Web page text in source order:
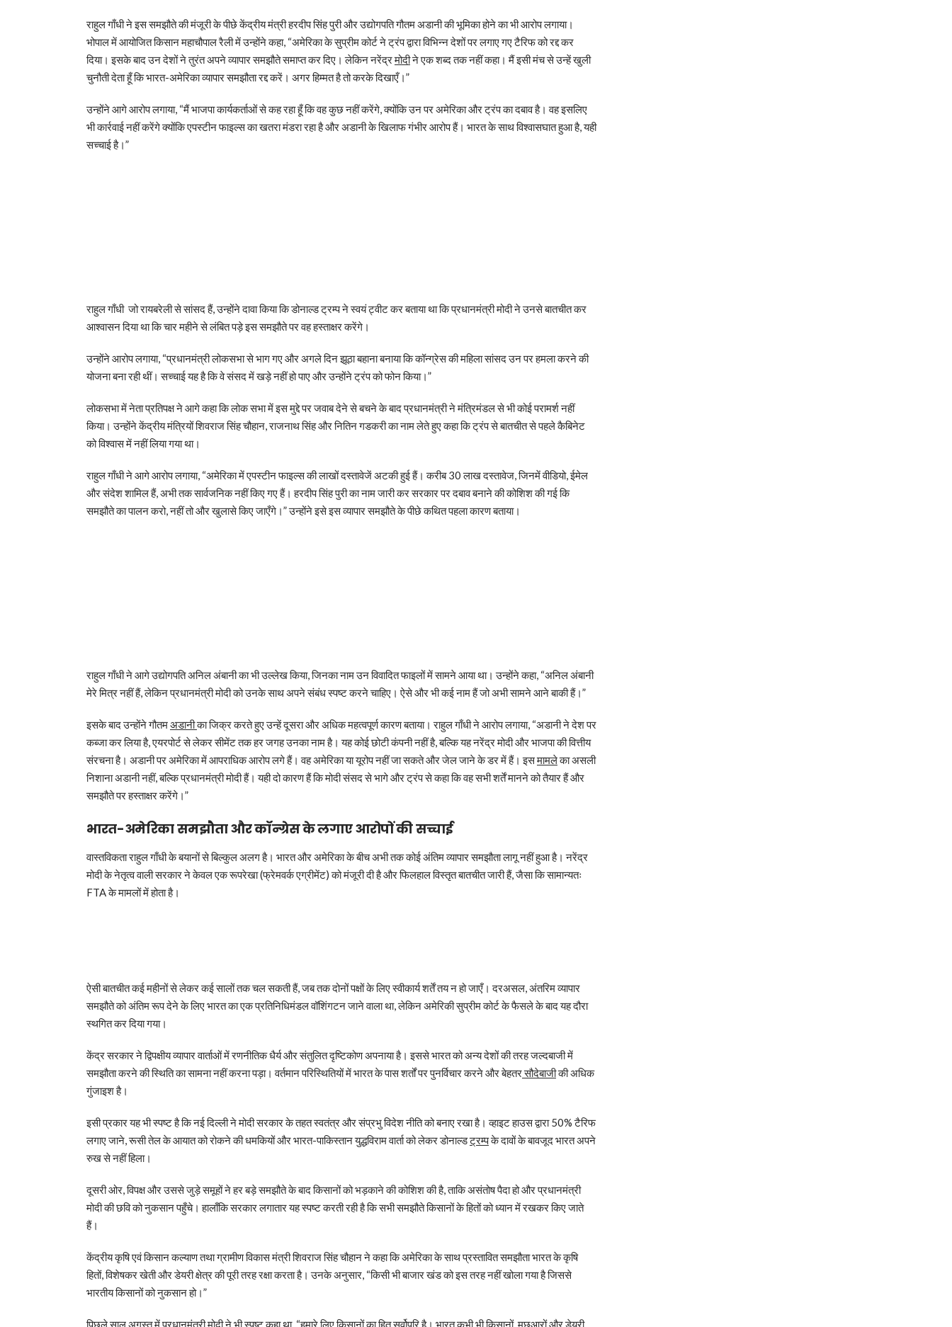
राहुल गाँधी ने इस समझौते की मंजूरी के पीछे केंद्रीय मंत्री हरदीप सिंह पुरी और उद्योगपति गौतम अडानी की भूमिका होने का भी आरोप लगाया।
भोपाल में आयोजित किसान महाचौपाल रैली में उन्होंने कहा, “अमेरिका के सुप्रीम कोर्ट ने ट्रंप द्वारा विभिन्न देशों पर लगाए गए टैरिफ को रद्द कर
दिया। इसके बाद उन देशों ने तुरंत अपने व्यापार समझौते समाप्त कर दिए। लेकिन नरेंद्रमोदीने एक शब्द तक नहीं कहा। मैं इसी मंच से उन्हें खुली
चुनौती देता हूँ कि भारत-अमेरिका व्यापार समझौता रद्द करें। अगर हिम्मत है तो करके दिखाएँ।”
उन्होंने आगे आरोप लगाया, “मैं भाजपा कार्यकर्ताओं से कह रहा हूँ कि वह कुछ नहीं करेंगे, क्योंकि उन पर अमेरिका और ट्रंप का दबाव है। वह इसलिए
भी कार्रवाई नहीं करेंगे क्योंकि एपस्टीन फाइल्स का खतरा मंडरा रहा है और अडानी के खिलाफ गंभीर आरोप हैं। भारत के साथ विश्वासघात हुआ है, यही
सच्चाई है।”
राहुल गाँधी जो रायबरेली से सांसद हैं, उन्होंने दावा किया कि डोनाल्ड ट्रम्प ने स्वयं ट्वीट कर बताया था कि प्रधानमंत्री मोदी ने उनसे बातचीत कर
आश्वासन दिया था कि चार महीने से लंबित पड़े इस समझौते पर वह हस्ताक्षर करेंगे।
उन्होंने आरोप लगाया, “प्रधानमंत्री लोकसभा से भाग गए और अगले दिन झूठा बहाना बनाया कि कॉन्ग्रेस की महिला सांसद उन पर हमला करने की
योजना बना रही थीं। सच्चाई यह है कि वे संसद में खड़े नहीं हो पाए और उन्होंने ट्रंप को फोन किया।”
लोकसभा में नेता प्रतिपक्ष ने आगे कहा कि लोक सभा में इस मुद्दे पर जवाब देने से बचने के बाद प्रधानमंत्री ने मंत्रिमंडल से भी कोई परामर्श नहीं
किया। उन्होंने केंद्रीय मंत्रियों शिवराज सिंह चौहान, राजनाथ सिंह और नितिन गडकरी का नाम लेते हुए कहा कि ट्रंप से बातचीत से पहले कैबिनेट
को विश्वास में नहीं लिया गया था।
राहुल गाँधी ने आगे आरोप लगाया, “अमेरिका में एपस्टीन फाइल्स की लाखों दस्तावेजें अटकी हुई हैं। करीब 30 लाख दस्तावेज, जिनमें वीडियो, ईमेल
और संदेश शामिल हैं, अभी तक सार्वजनिक नहीं किए गए हैं। हरदीप सिंह पुरी का नाम जारी कर सरकार पर दबाव बनाने की कोशिश की गई कि
समझौते का पालन करो, नहीं तो और खुलासे किए जाएँगे।” उन्होंने इसे इस व्यापार समझौते के पीछे कथित पहला कारण बताया।
राहुल गाँधी ने आगे उद्योगपति अनिल अंबानी का भी उल्लेख किया, जिनका नाम उन विवादित फाइलों में सामने आया था। उन्होंने कहा, “अनिल अंबानी
मेरे मित्र नहीं हैं, लेकिन प्रधानमंत्री मोदी को उनके साथ अपने संबंध स्पष्ट करने चाहिए। ऐसे और भी कई नाम हैं जो अभी सामने आने बाकी हैं।”
इसके बाद उन्होंने गौतमअडानीका जिक्र करते हुए उन्हें दूसरा और अधिक महत्वपूर्ण कारण बताया। राहुल गाँधी ने आरोप लगाया, “अडानी ने देश पर
कब्जा कर लिया है, एयरपोर्ट से लेकर सीमेंट तक हर जगह उनका नाम है। यह कोई छोटी कंपनी नहीं है, बल्कि यह नरेंद्र मोदी और भाजपा की वित्तीय
संरचना है। अडानी पर अमेरिका में आपराधिक आरोप लगे हैं। वह अमेरिका या यूरोप नहीं जा सकते और जेल जाने के डर में हैं। इसमामलेका असली
निशाना अडानी नहीं, बल्कि प्रधानमंत्री मोदी हैं। यही दो कारण हैं कि मोदी संसद से भागे और ट्रंप से कहा कि वह सभी शर्तें मानने को तैयार हैं और
समझौते पर हस्ताक्षर करेंगे।”
भारत-अमेरिका समझौता और कॉन्ग्रेस के लगाए आरोपों की सच्चाई
वास्तविकता राहुल गाँधी के बयानों से बिल्कुल अलग है। भारत और अमेरिका के बीच अभी तक कोई अंतिम व्यापार समझौता लागू नहीं हुआ है। नरेंद्र
मोदी के नेतृत्व वाली सरकार ने केवल एक रूपरेखा (फ्रेमवर्क एग्रीमेंट) को मंजूरी दी है और फिलहाल विस्तृत बातचीत जारी हैं, जैसा कि सामान्यतः
FTA के मामलों में होता है।
ऐसी बातचीत कई महीनों से लेकर कई सालों तक चल सकती हैं, जब तक दोनों पक्षों के लिए स्वीकार्य शर्तें तय न हो जाएँ। दरअसल, अंतरिम व्यापार
समझौते को अंतिम रूप देने के लिए भारत का एक प्रतिनिधिमंडल वॉशिंगटन जाने वाला था, लेकिन अमेरिकी सुप्रीम कोर्ट के फैसले के बाद यह दौरा
स्थगित कर दिया गया।
केंद्र सरकार ने द्विपक्षीय व्यापार वार्ताओं में रणनीतिक धैर्य और संतुलित दृष्टिकोण अपनाया है। इससे भारत को अन्य देशों की तरह जल्दबाजी में
समझौता करने की स्थिति का सामना नहीं करना पड़ा। वर्तमान परिस्थितियों में भारत के पास शर्तों पर पुनर्विचार करने और बेहतरसौदेबाजीकी अधिक
गुंजाइश है।
इसी प्रकार यह भी स्पष्ट है कि नई दिल्ली ने मोदी सरकार के तहत स्वतंत्र और संप्रभु विदेश नीति को बनाए रखा है। व्हाइट हाउस द्वारा 50% टैरिफ
लगाए जाने, रूसी तेल के आयात को रोकने की धमकियों और भारत-पाकिस्तान युद्धविराम वार्ता को लेकर डोनाल्डट्रम्पके दावों के बावजूद भारत अपने
रुख से नहीं हिला।
दूसरी ओर, विपक्ष और उससे जुड़े समूहों ने हर बड़े समझौते के बाद किसानों को भड़काने की कोशिश की है, ताकि असंतोष पैदा हो और प्रधानमंत्री
मोदी की छवि को नुकसान पहुँचे। हालाँकि सरकार लगातार यह स्पष्ट करती रही है कि सभी समझौते किसानों के हितों को ध्यान में रखकर किए जाते
हैं।
केंद्रीय कृषि एवं किसान कल्याण तथा ग्रामीण विकास मंत्री शिवराज सिंह चौहान ने कहा कि अमेरिका के साथ प्रस्तावित समझौता भारत के कृषि
हितों, विशेषकर खेती और डेयरी क्षेत्र की पूरी तरह रक्षा करता है। उनके अनुसार, “किसी भी बाजार खंड को इस तरह नहीं खोला गया है जिससे
भारतीय किसानों को नुकसान हो।”